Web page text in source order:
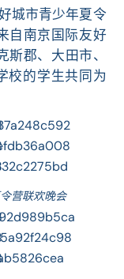
城市青少年夏令
自南京国际友好
斯郡、大田市、
校的学生共同为
营联欢晚会